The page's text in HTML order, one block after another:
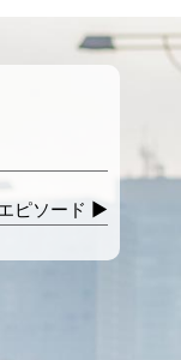
ピソード ▶